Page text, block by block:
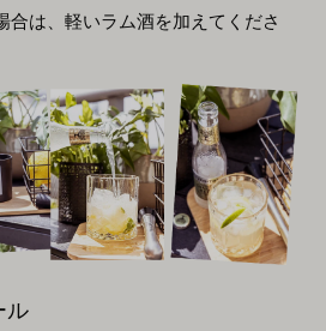
は、軽いラム酒を加えてくださ
ル